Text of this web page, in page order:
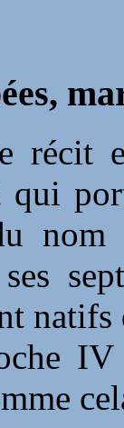
récit
qui
nom
ses